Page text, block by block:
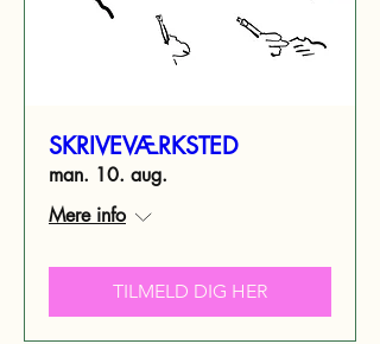
SKRIVEVÆRKSTED
man. 10. aug.
Mere info
TILMELD DIG HER